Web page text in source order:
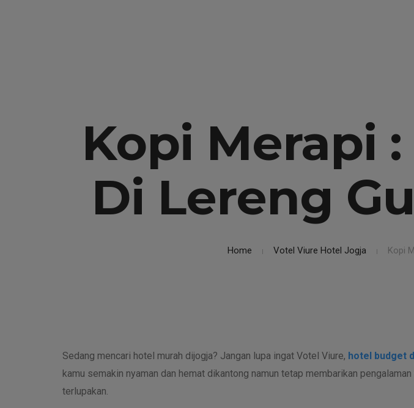
Kopi Merapi
Di Lereng
Home Votel Viure Hotel Jogja Kopi
Sedang mencari hotel murah dijogja? Jangan lupa ingat Votel Viure, hotel budget
kamu semakin nyaman dan hemat dikantong namun tetap membarikan
terlupakan.